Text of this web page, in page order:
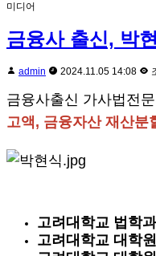
미디어
금융사 출신, 박
admin 2024.11.05 14:08
금융사출신 가사법전
고액, 금융자산 재산분
고려대학교 법학과
고려대학교 대학